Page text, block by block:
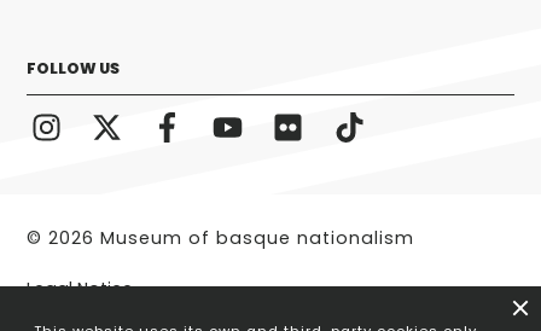
FOLLOW US
© 2026 Museum of basque nationalism
Legal Notice